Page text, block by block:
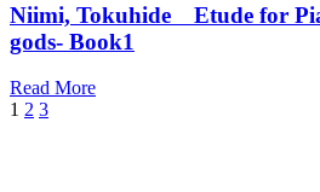
Niimi, Tokuhide Etude for
gods- Book1
Read More
1 2 3